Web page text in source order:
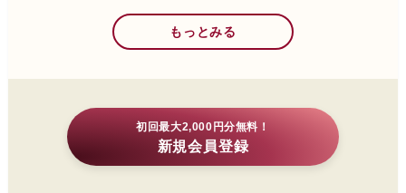
もっとみる
初回最大2,000円分無料！
新規会員登録